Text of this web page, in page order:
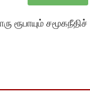
சமூகநீதிச்